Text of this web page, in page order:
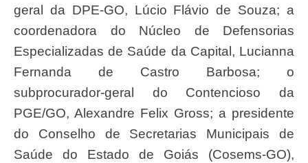
geral da DPE-GO, Lúcio Flávio de Souza; a
coordenadora do Núcleo de Defensorias
Especializadas de Saúde da Capital, Lucianna
Fernanda de Castro Barbosa; o
subprocurador-geral do Contencioso da
PGE/GO, Alexandre Felix Gross; a presidente
do Conselho de Secretarias Municipais de
Saúde do Estado de Goiás (Cosems-GO),